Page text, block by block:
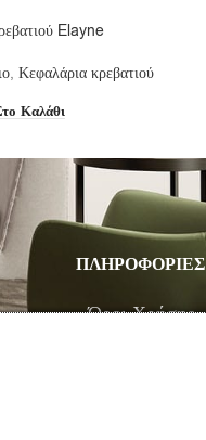
Elayne
, Κεφαλάρια κρεβατιού
Καλάθι
ΠΛΗΡΟΦΟΡΙΕΣ
Όροι Χρήσης